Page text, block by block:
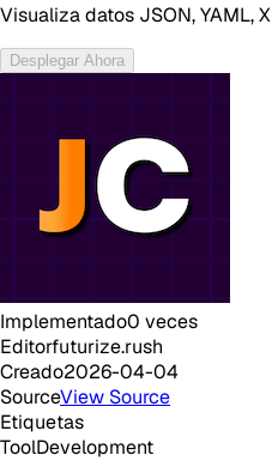
Visualiza datos JSON, YAML,
Desplegar Ahora
Implementado0 veces
Editorfuturize.rush
Creado2026-04-04
SourceView Source
Etiquetas
ToolDevelopment